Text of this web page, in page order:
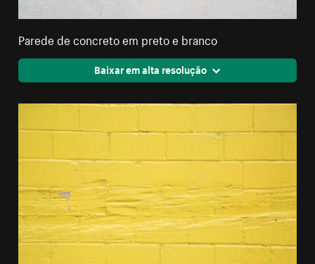
Parede de concreto em preto e branco
Baixar em alta resolução